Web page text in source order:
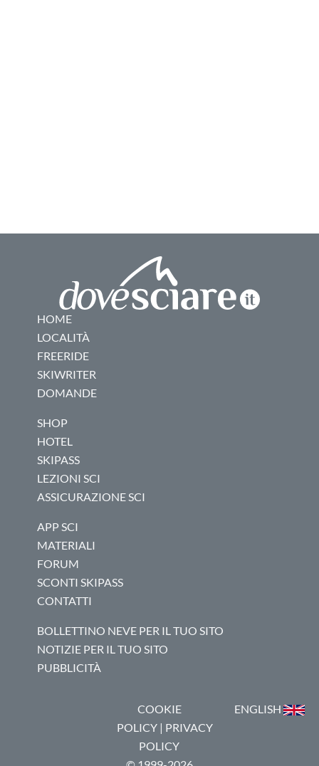
HOME
LOCALITÀ
FREERIDE
SKIWRITER
DOMANDE
SHOP
HOTEL
SKIPASS
LEZIONI SCI
ASSICURAZIONE SCI
APP SCI
MATERIALI
FORUM
SCONTI SKIPASS
CONTATTI
BOLLETTINO NEVE PER IL TUO SITO
NOTIZIE PER IL TUO SITO
PUBBLICITÀ
COOKIE
POLICY| PRIVACY
POLICY
ENGLISH